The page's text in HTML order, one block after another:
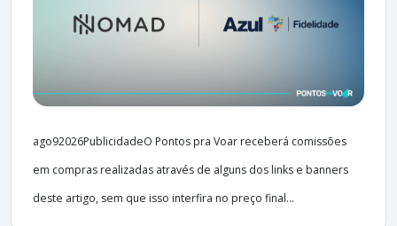
ago92026PublicidadeO Pontos pra Voar receberá comissões
em compras realizadas através de alguns dos links e banners
deste artigo, sem que isso interfira no preço final...